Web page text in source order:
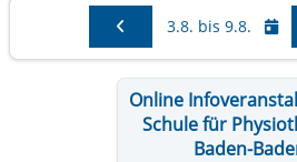
Sie sehen Events
3.8. bis 9.8.
Online
Schule für
Baden-